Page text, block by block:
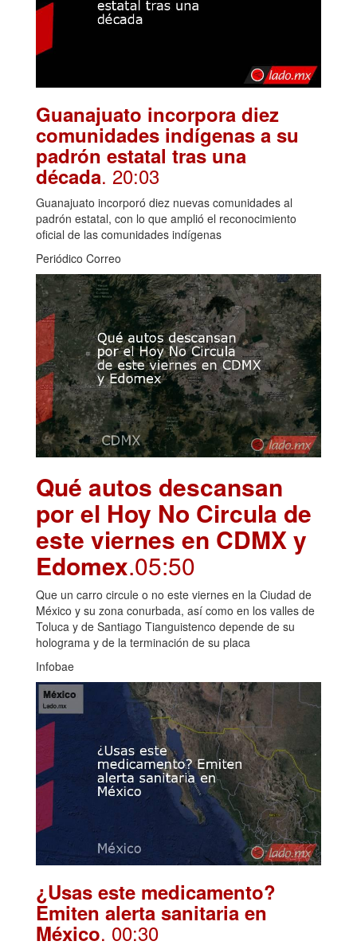
Guanajuato incorpora diez
comunidades indígenas a su
padrón estatal tras una
década. 20:03
Guanajuato incorporó diez nuevas comunidades al
padrón estatal, con lo que amplió el reconocimiento
oficial de las comunidades indígenas
Periódico Correo
Qué autos descansan
por el Hoy No Circula de
este viernes en CDMX y
Edomex.05:50
Que un carro circule o no este viernes en la Ciudad de
México y su zona conurbada, así como en los valles de
Toluca y de Santiago Tianguistenco depende de su
holograma y de la terminación de su placa
Infobae
¿Usas este medicamento?
Emiten alerta sanitaria en
México. 00:30